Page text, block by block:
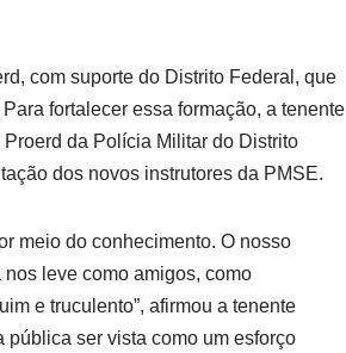
com suporte do Distrito Federal, que
fortalecer essa formação, a tenente
da Polícia Militar do Distrito
dos novos instrutores da PMSE.
meio do conhecimento. O nosso
leve como amigos, como
e truculento”, afirmou a tenente
pública ser vista como um esforço